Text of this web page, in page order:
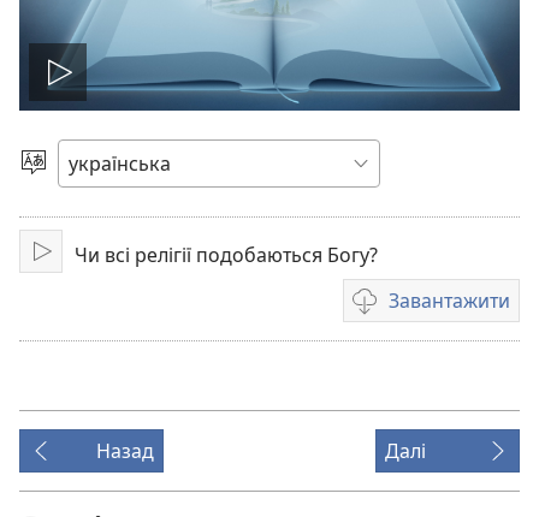
Відтворити
відео
Вибрати
мову
Відтворити
Чи всі релігії подобаються Богу?
Завантажити
Параметри
завантаження
Назад Далі